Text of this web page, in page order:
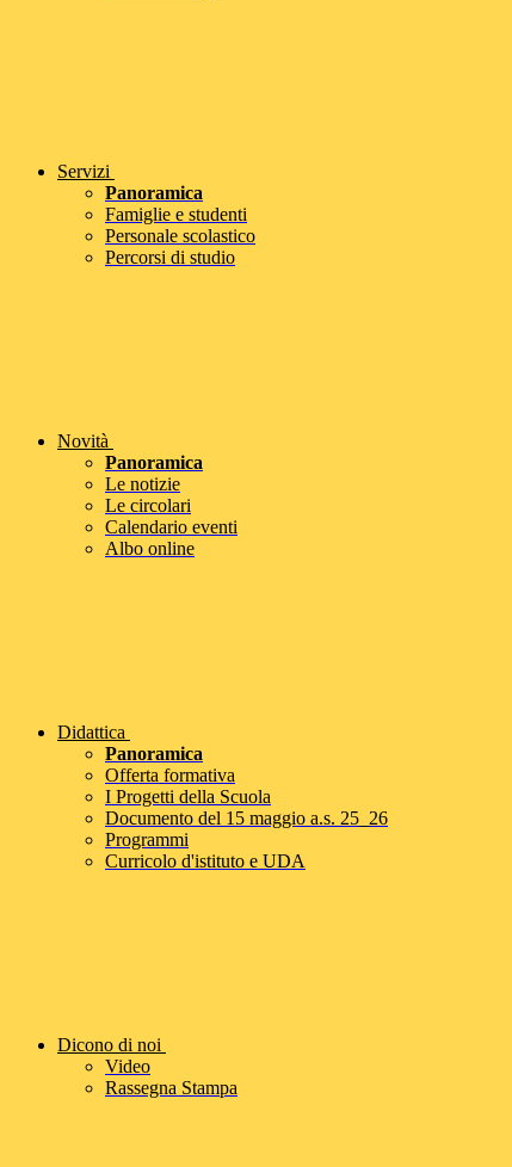
Servizi
Panoramica
Famiglie e studenti
Personale scolastico
Percorsi di studio
Novità
Panoramica
Le notizie
Le circolari
Calendario eventi
Albo online
Didattica
Panoramica
Offerta formativa
I Progetti della Scuola
Documento del 15 maggio a.s. 25_26
Programmi
Curricolo d'istituto e UDA
Dicono di noi
Video
Rassegna Stampa